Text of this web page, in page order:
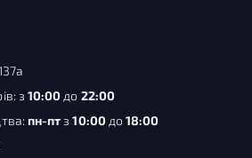
з 10:00 до 22:00
пн-пт з10:00до18:00